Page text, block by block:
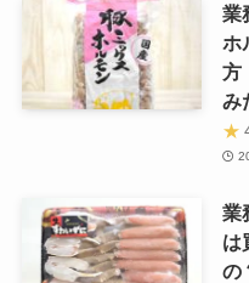
業
ホ
方
み
★
業
は
の